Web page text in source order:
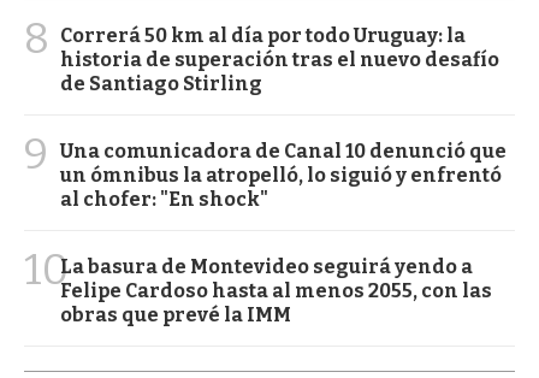
8
Correrá 50 km al día por todo Uruguay: la
historia de superación tras el nuevo desafío
de Santiago Stirling
9
Una comunicadora de Canal 10 denunció que
un ómnibus la atropelló, lo siguió y enfrentó
al chofer: "En shock"
10La basura de Montevideo seguirá yendo a
Felipe Cardoso hasta al menos 2055, con las
obras que prevé la IMM